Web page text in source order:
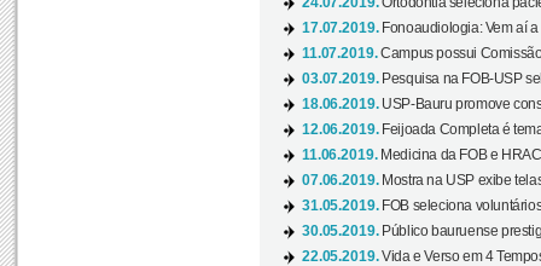
17.07.2019. Fonoaudiologia: Vem aí
11.07.2019.Campus possui
03.07.2019. Pesquisa na FOB-USP
18.06.2019. USP-Bauru promove
12.06.2019. Feijoada Completa é
11.06.2019. Medicina da FOB e
07.06.2019. Mostra na USP exibe
31.05.2019. FOB seleciona
30.05.2019. Público bauruense
22.05.2019.Vida e Verso em 4